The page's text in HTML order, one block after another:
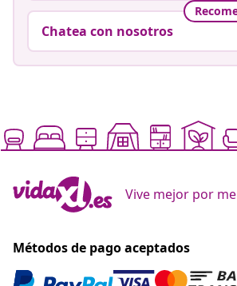
Chatea con nosotros
Vive mejor por
Métodos de pago aceptados